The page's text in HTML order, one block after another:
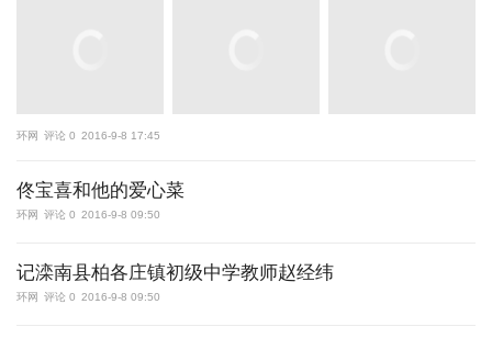
环网 评论 0 2016-9-8 17:45
佟宝喜和他的爱心菜
环网 评论 0 2016-9-8 09:50
记滦南县柏各庄镇初级中学教师赵经纬
环网 评论 0 2016-9-8 09:50